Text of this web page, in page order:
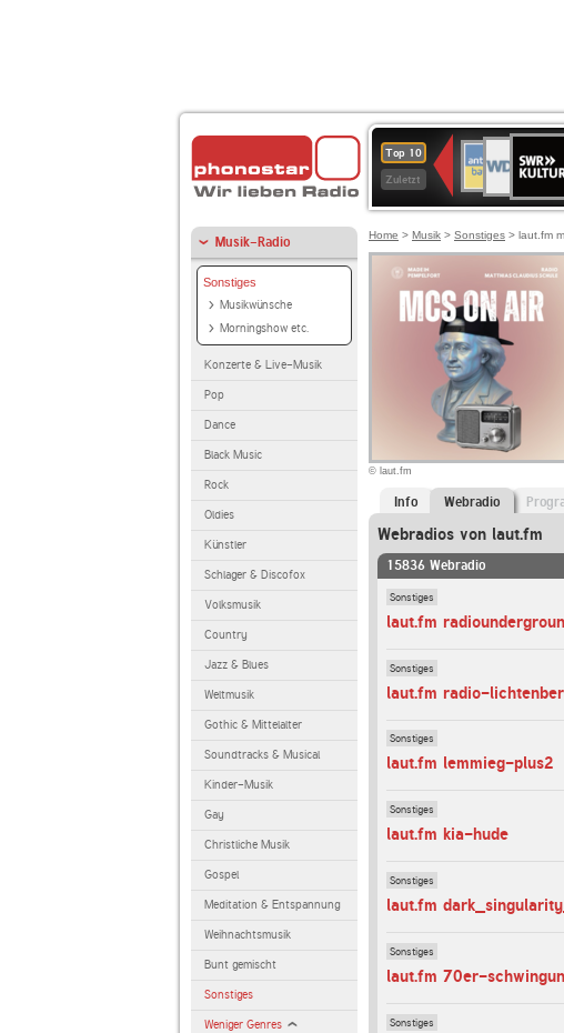
Top 10
Zuletzt
80er
90er
OLDIE
SWR3
WDR
4
BR-
KLASSIK
Kultur
ANTENNE
BAYERN
2
Kultur2
Musik-Radio
Sonstiges
Musikwünsche
Morningshow etc.
Konzerte & Live-Musik
Pop
Dance
Black Music
Rock
Oldies
Künstler
Schlager & Discofox
Volksmusik
Country
Jazz & Blues
Weltmusik
Gothic & Mittelalter
Soundtracks & Musical
Kinder-Musik
Gay
Christliche Musik
Gospel
Meditation & Entspannung
Weihnachtsmusik
Bunt gemischt
Sonstiges
Weniger Genres
Home > Musik > Sonstiges > laut.fm
© laut.fm
Info Webradio
Webradios von laut.fm
15836 Webradio
Sonstiges
laut.fm
Sonstiges
laut.fm radio-
Sonstiges
laut.fm lemmieg-plus2
Sonstiges
laut.fm kia-hude
Sonstiges
laut.fm
Sonstiges
laut.fm 70er-
Sonstiges